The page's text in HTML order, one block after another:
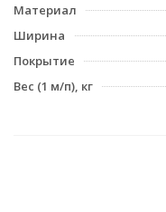
Материал
Ширина
Покрытие
Вес (1 м/п), кг